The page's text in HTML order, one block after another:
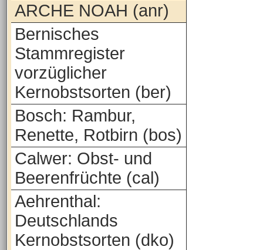
ARCHE NOAH (anr)
Bernisches
Stammregister
vorzüglicher
Kernobstsorten (ber)
Bosch: Rambur,
Renette, Rotbirn (bos)
Calwer: Obst- und
Beerenfrüchte (cal)
Aehrenthal:
Deutschlands
Kernobstsorten (dko)